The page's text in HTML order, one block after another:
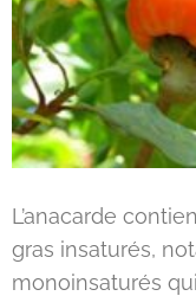
L’anacarde
gras insaturés,
monoinsaturés